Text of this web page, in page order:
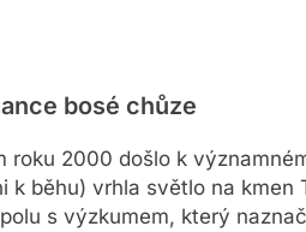
bosé chůze
roku 2000 došlo k
k běhu) vrhla světlo na
s výzkumem, který